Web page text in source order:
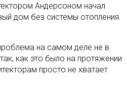
Андерсоном начал
дом без системы отопления.
на самом деле не в
как это было на протяжении
просто не хватает